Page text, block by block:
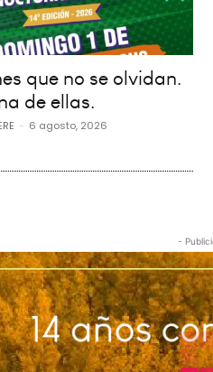
que no se olvidan.
de ellas.
- 6 agosto, 2026
-